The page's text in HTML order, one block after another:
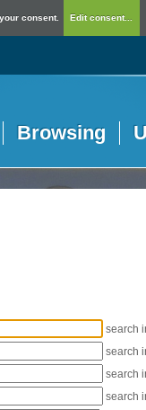
consent. Edit consent...
Browsing
search
search
search
search